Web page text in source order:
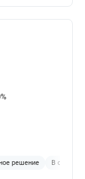
решение В